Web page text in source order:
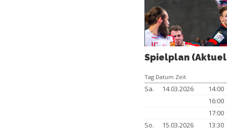
Spielplan
Tag Datum Zeit
Sa. 14.03.2026
14:00
16:00
So.
15.03.2026